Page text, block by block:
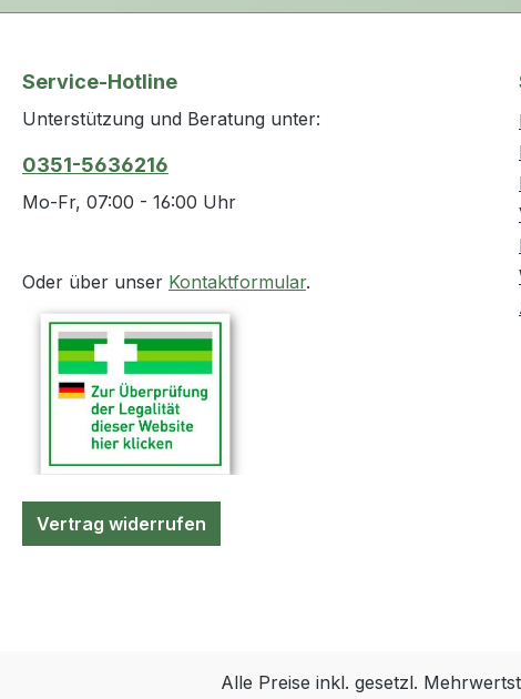
Service-Hotline
Unterstützung und Beratung unter:
0351-5636216
Mo-Fr, 07:00 - 16:00 Uhr
Oder über unser Kontaktformular.
Vertrag widerrufen
Alle Preise inkl. gesetzl.